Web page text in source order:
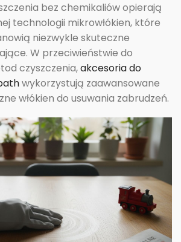
bez chemikaliów opierają
technologii mikrowłókien, które
niezwykle skuteczne
W przeciwieństwie do
czyszczenia,akcesoria do
wykorzystują zaawansowane
włókien do usuwania zabrudzeń.